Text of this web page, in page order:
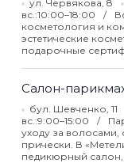
ул. Червякова, 8
вс.:10:00–18:00
косметология и
эстетические
подарочные
Салон-
бул. Шевченко, 11
вс.:9:00–15:00
уходу за
прически. В
педикюрный салон,